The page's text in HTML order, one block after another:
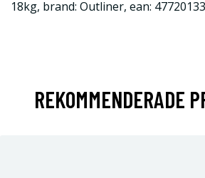
18kg, brand: Outliner, ean:
REKOMMENDERADE